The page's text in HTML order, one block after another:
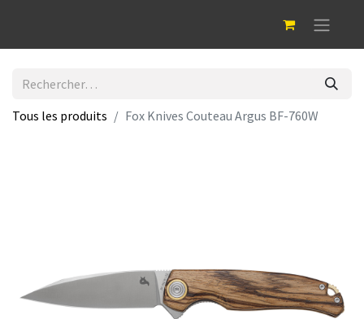
Tous les produits Fox Knives Couteau Argus BF-760W